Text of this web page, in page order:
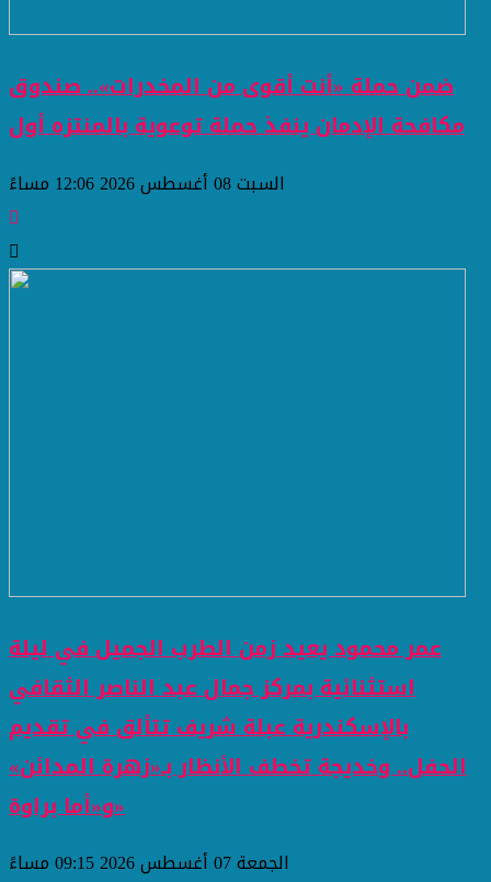
ضمن حملة «أنت أقوى من المخدرات».. صندوق
مكافحة الإدمان ينفذ حملة توعوية بالمنتزه أول
السبت 08 أغسطس 2026 12:06 مساءً
عمر محمود يعيد زمن الطرب الجميل في ليلة
استثنائية بمركز جمال عبد الناصر الثقافي
بالإسكندرية عبلة شريف تتألق في تقديم
الحفل.. وخديجة تخطف الأنظار بـ«زهرة المدائن»
و«أما براوة»
الجمعة 07 أغسطس 2026 09:15 مساءً